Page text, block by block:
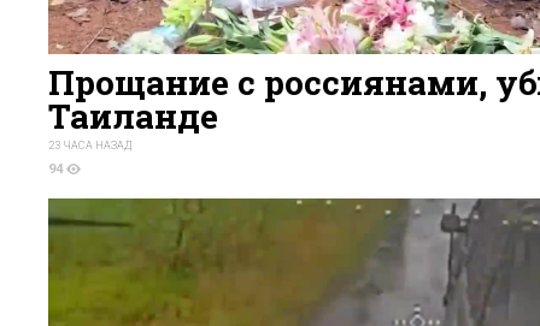
Прощание с россиянами,
Таиланде
23 ЧАСА НАЗАД
94